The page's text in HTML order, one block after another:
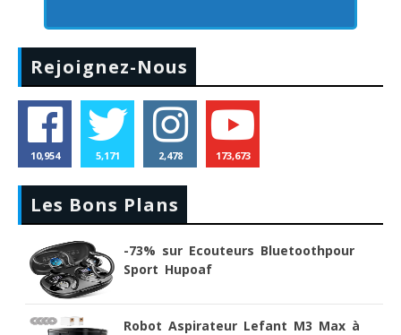
Rejoignez-Nous
10,954 5,171 2,478 173,673
Les Bons Plans
-73% sur Ecouteurs Bluetoothpour
Sport Hupoaf
Robot Aspirateur Lefant M3 Max à